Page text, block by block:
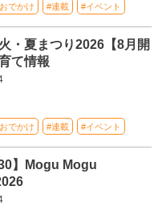
でかけ #連載 #イベント
・夏まつり2026【8月開
て情報
でかけ #連載 #イベント
30】Mogu Mogu